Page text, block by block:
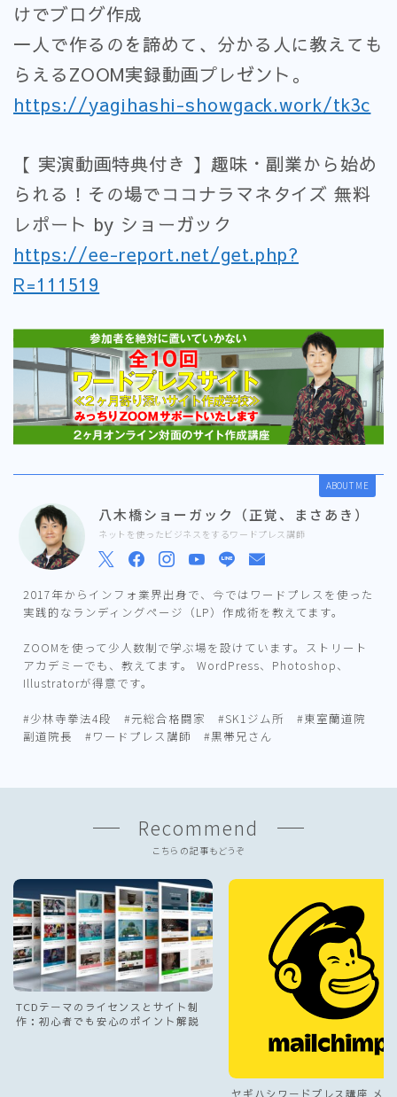
けでブログ作成
一人で作るのを諦めて、分かる人に教えても
らえるZOOM実録動画プレゼント。
https://yagihashi-showgack.work/tk3c
【 実演動画特典付き 】趣味・副業から始め
られる！その場でココナラマネタイズ 無料
レポート by ショーガック
https://ee-report.net/get.php?
R=111519
ABOUT ME
八木橋ショーガック（正覚、まさあき）
ネットを使ったビジネスをするワードプレス講師
2017年からインフォ業界出身で、今ではワードプレスを使った
実践的なランディングページ（LP）作成術を教えてます。
ZOOMを使って少人数制で学ぶ場を設けています。ストリート
アカデミーでも、教えてます。 WordPress、Photoshop、
Illustratorが得意です。
#少林寺拳法4段 #元総合格闘家 #SK1ジム所 #東室蘭道院
副道院長 #ワードプレス講師 #黒帯兄さん
Recommend
こちらの記事もどうぞ
TCDテーマのライセンスとサイト制
作：初心者でも安心のポイント解説
ヤギハシワードプレス講座 メ